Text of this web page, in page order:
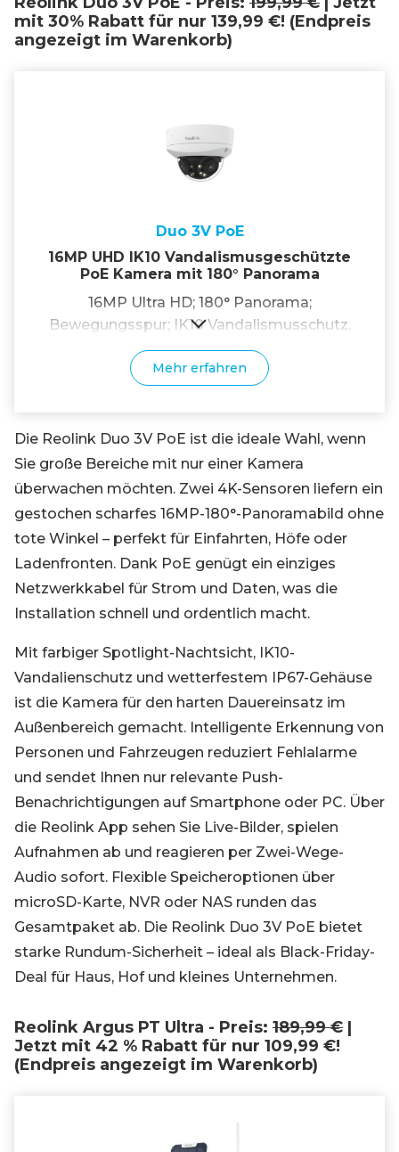
mit 30% Rabatt für nur 139,99 €! (Endpreis
angezeigt im Warenkorb)
Duo 3V PoE
16MP UHD IK10 Vandalismusgeschützte
PoE Kamera mit 180° Panorama
16MP Ultra HD; 180° Panorama;
Bewegungsspur; IK10 Vandalismusschutz.
Mehr erfahren
Die Reolink Duo 3V PoE ist die ideale Wahl, wenn
Sie große Bereiche mit nur einer Kamera
überwachen möchten. Zwei 4K-Sensoren liefern ein
gestochen scharfes 16MP-180°-Panoramabild ohne
tote Winkel – perfekt für Einfahrten, Höfe oder
Ladenfronten. Dank PoE genügt ein einziges
Netzwerkkabel für Strom und Daten, was die
Installation schnell und ordentlich macht.
Mit farbiger Spotlight-Nachtsicht, IK10-
Vandalienschutz und wetterfestem IP67-Gehäuse
ist die Kamera für den harten Dauereinsatz im
Außenbereich gemacht. Intelligente Erkennung von
Personen und Fahrzeugen reduziert Fehlalarme
und sendet Ihnen nur relevante Push-
Benachrichtigungen auf Smartphone oder PC. Über
die Reolink App sehen Sie Live-Bilder, spielen
Aufnahmen ab und reagieren per Zwei-Wege-
Audio sofort. Flexible Speicheroptionen über
microSD-Karte, NVR oder NAS runden das
Gesamtpaket ab. Die Reolink Duo 3V PoE bietet
starke Rundum-Sicherheit – ideal als Black-Friday-
Deal für Haus, Hof und kleines Unternehmen.
Reolink Argus PT Ultra - Preis: 189,99 € |
Jetzt mit 42 % Rabatt für nur 109,99 €!
(Endpreis angezeigt im Warenkorb)